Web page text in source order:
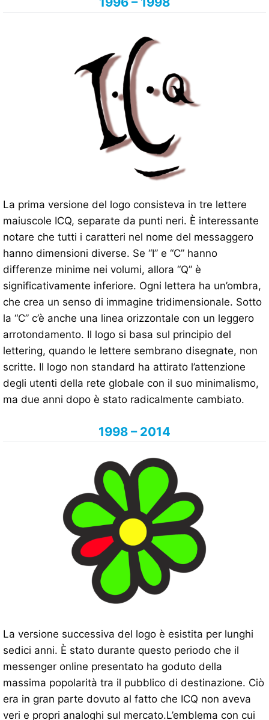
La prima versione del logo consisteva in tre lettere
maiuscole ICQ, separate da punti neri. È interessante
notare che tutti i caratteri nel nome del messaggero
hanno dimensioni diverse. Se “I” e “C” hanno
differenze minime nei volumi, allora “Q” è
significativamente inferiore. Ogni lettera ha un’ombra,
che crea un senso di immagine tridimensionale. Sotto
la “C” c’è anche una linea orizzontale con un leggero
arrotondamento. Il logo si basa sul principio del
lettering, quando le lettere sembrano disegnate, non
scritte. Il logo non standard ha attirato l’attenzione
degli utenti della rete globale con il suo minimalismo,
ma due anni dopo è stato radicalmente cambiato.
1998 – 2014
La versione successiva del logo è esistita per lunghi
sedici anni. È stato durante questo periodo che il
messenger online presentato ha goduto della
massima popolarità tra il pubblico di destinazione. Ciò
era in gran parte dovuto al fatto che ICQ non aveva
veri e propri analoghi sul mercato.L’emblema con cui